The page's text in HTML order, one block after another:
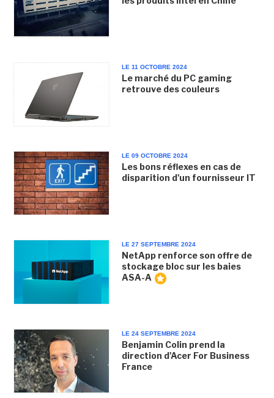
LE 11 OCTOBRE 2024
Le marché du PC gaming
retrouve des couleurs
LE 09 OCTOBRE 2024
Les bons réflexes en cas de
disparition d'un fournisseur IT
LE 27 SEPTEMBRE 2024
NetApp renforce son offre de
stockage bloc sur les baies
ASA-A
LE 24 SEPTEMBRE 2024
Benjamin Colin prend la
direction d'Acer For Business
France